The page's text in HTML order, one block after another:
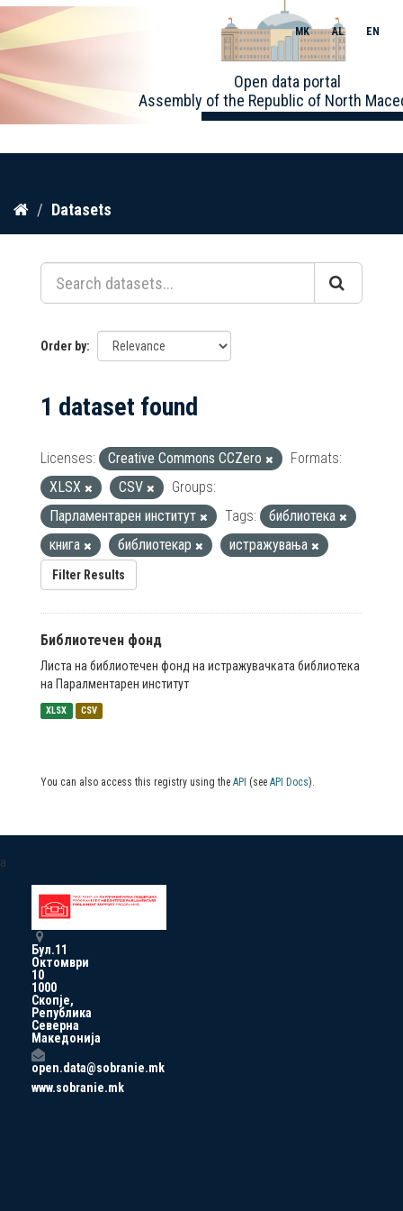
Skip
content
Open data portal
Assembly of the Republic of North
MK AL EN
Datasets
Order by
1 dataset found
Licenses: Creative Commons CCZero
Formats:
XLSX
CSV
Groups:
Парламентарен институт
Tags:
библиотека
книга
библиотекар истражувања
Filter Results
Библиотечен фонд
Листа на библиотечен фонд на истражувачката библиотека
на Паралментарен институт
XLSX CSV
You can also access this registry using the API (see API Docs).
a
Бул.11
Октомври
10
1000
Скопје,
Република
Северна
Македонија
open.data@sobranie.mk
www.sobranie.mk